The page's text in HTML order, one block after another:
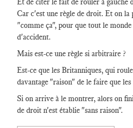
Car c'est une règle de droit. Et on la
"comme ça", pour que tout le
d'accident.
Mais est-ce une règle si arbitraire ?
Est-ce que les Britanniques, qui
davantage "raison" de le faire que
Si on arrive à le montrer, alors on
de droit n'est établie "sans raison".